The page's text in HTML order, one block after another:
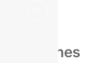
Boletines